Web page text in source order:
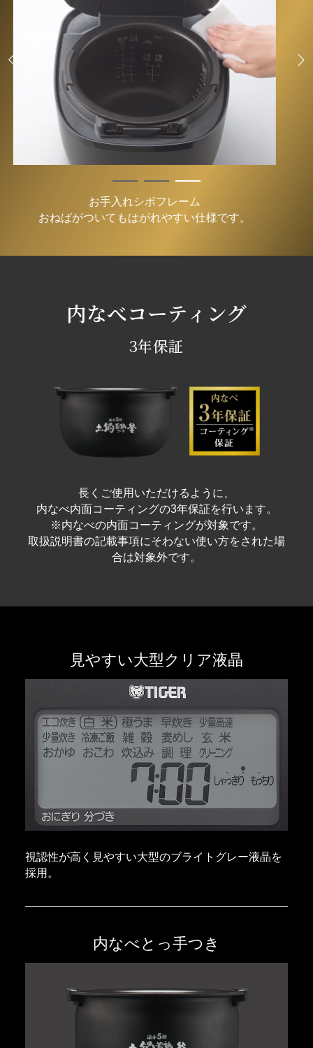
凹凸が少なく拭きやすい天面
内なべコーティング
3年保証
長くご使用いただけるように、
内なべ内面コーティングの3年保証を行います。
※内なべの内面コーティングが対象です。
取扱説明書の記載事項にそわない使い方をされた場
合は対象外です。
見やすい大型クリア液晶
視認性が高く見やすい大型のブライトグレー液晶を
採用。
内なべとっ手つき